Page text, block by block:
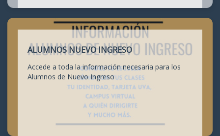
ALUMNOS NUEVO INGRESO
Accede a toda la información necesaria para los
Alumnos de Nuevo Ingreso